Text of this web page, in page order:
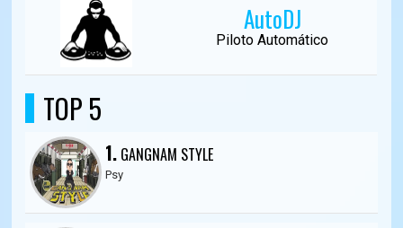
AutoDJ
Piloto Automático
TOP 5
1. GANGNAM STYLE
Psy